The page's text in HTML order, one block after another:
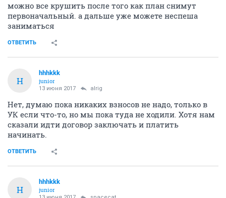
можно все крушить после того как план снимут
первоначальный. а дальше уже можете неспеша
заниматься
ОТВЕТИТЬ
H
hhhkkk
junior
13 июня 2017 alrig
Нет, думаю пока никаких взносов не надо, только в
УК если что-то, но мы пока туда не ходили. Хотя нам
сказали идти договор заключать и платить
начинать.
ОТВЕТИТЬ
H
hhhkkk
junior